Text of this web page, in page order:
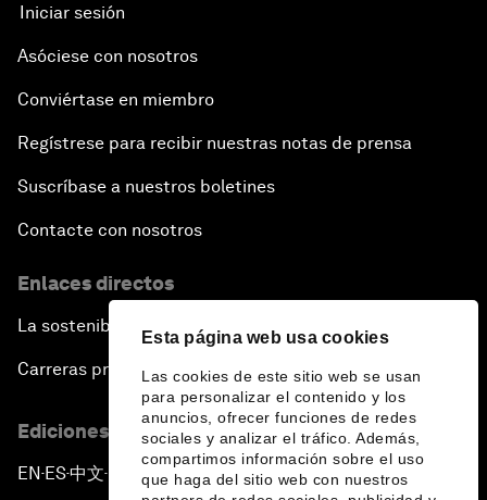
Esta página web usa cookies
Las cookies de este sitio web se usan
para personalizar el contenido y los
anuncios, ofrecer funciones de redes
sociales y analizar el tráfico. Además,
compartimos información sobre el uso
que haga del sitio web con nuestros
Iniciar sesión
Asóciese con nosotros
Conviértase en miembro
Regístrese para recibir nuestras notas de prensa
Suscríbase a nuestros boletines
Contacte con nosotros
Enlaces directos
La sostenibilidad en el Foro
Carreras profesionales
Ediciones en otros idiomas
EN ▪ES▪中文▪ 日本語